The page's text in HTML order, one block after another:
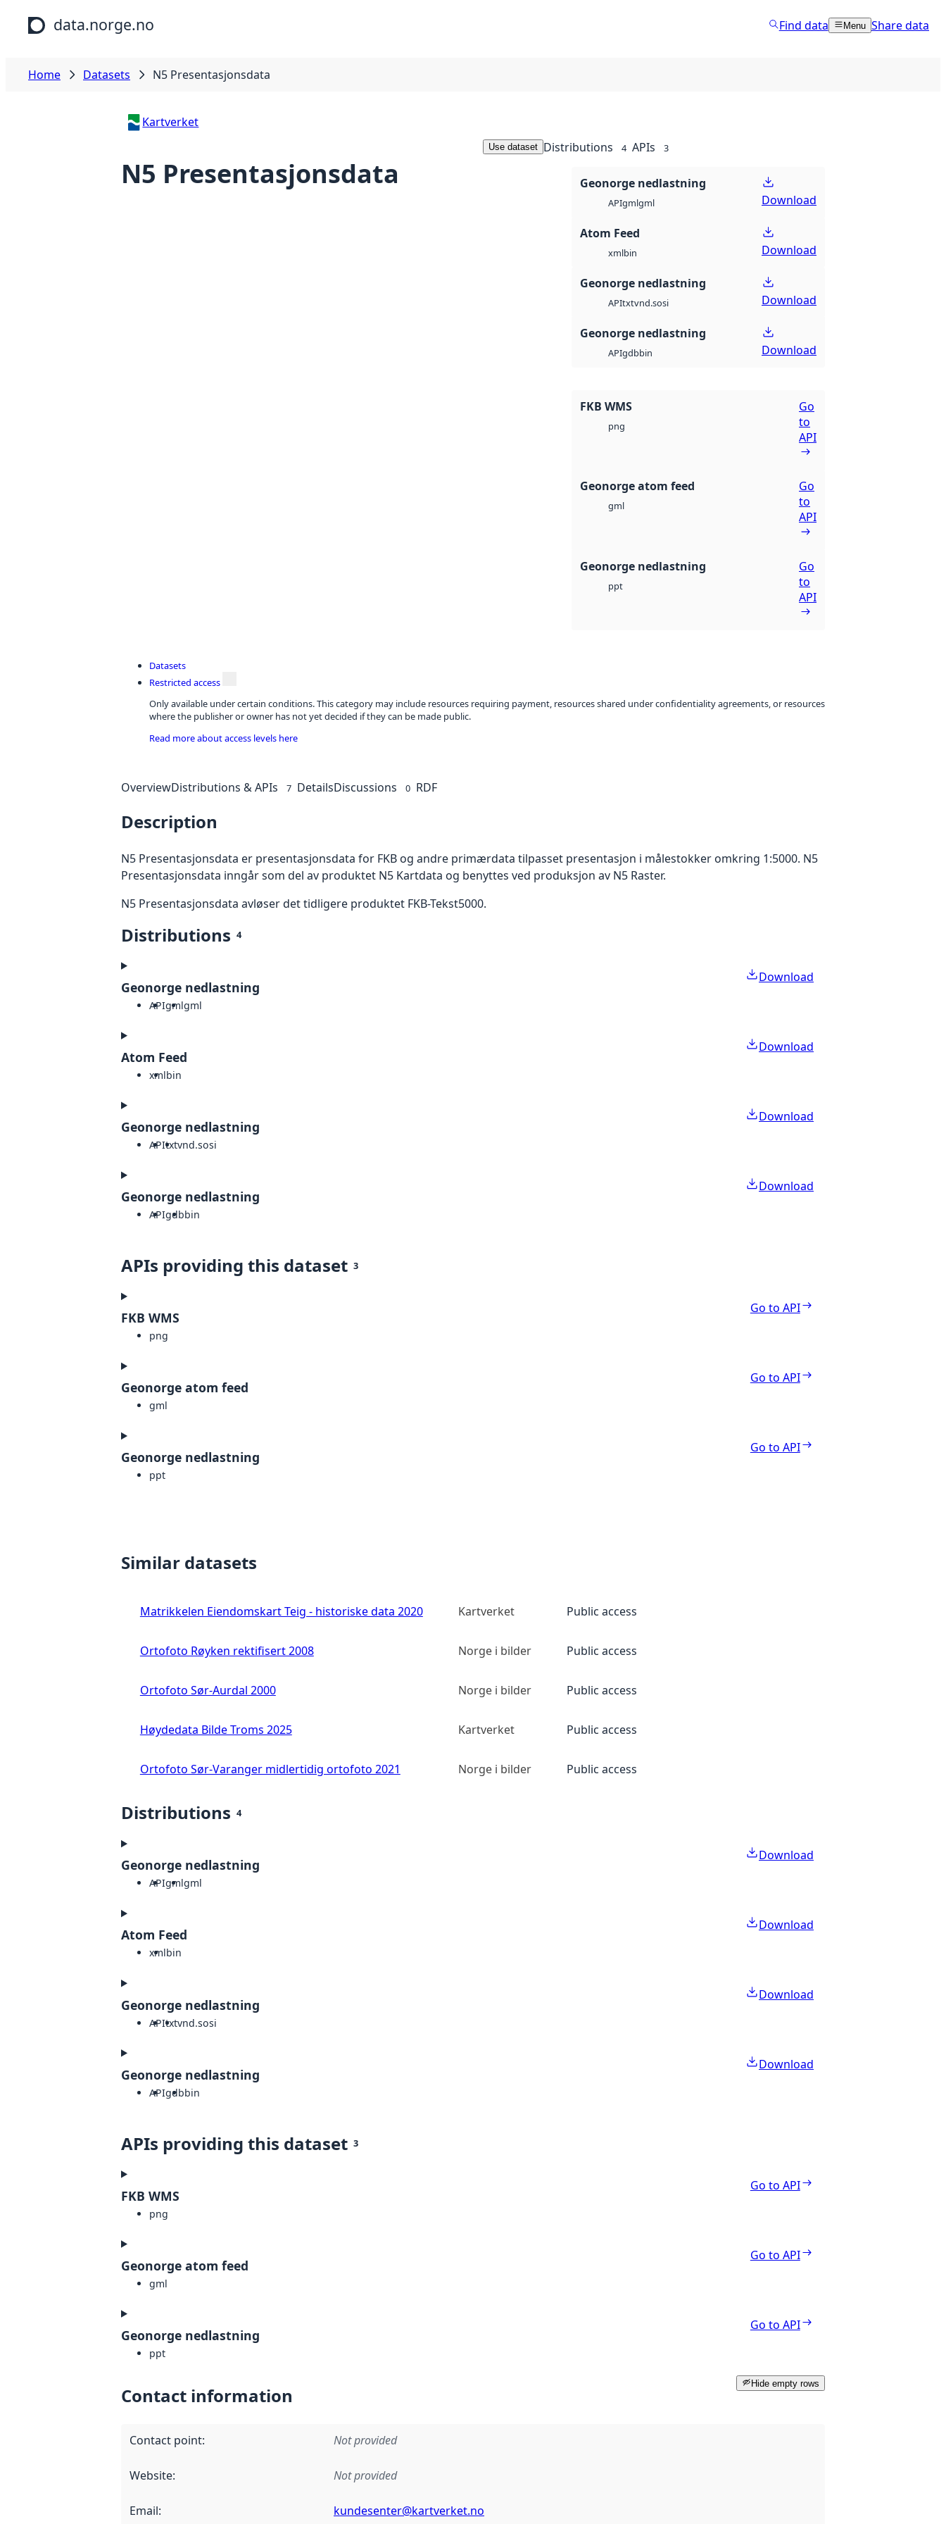
Skip to main content
data.norge.no Find data Menu Share data
Home Datasets N5 Presentasjonsdata
Kartverket
N5 Presentasjonsdata
Use dataset Distributions 4 APIs 3
Geonorge nedlastning
APIgmlgml Download
Atom Feed
xmlbin Download
Geonorge nedlastning
APItxtvnd.sosi Download
Geonorge nedlastning
APIgdbbin Download
FKB WMS
png
Go
to
API
Geonorge atom feed
gml
Go
to
API
Geonorge nedlastning
ppt
Go
to
API
Datasets
Restricted access
Only available under certain conditions. This category may include resources requiring payment, resources shared under confidentiality agreements, or resources
where the publisher or owner has not yet decided if they can be made public.
Read more about access levels here
OverviewDistributions & APIs 7 DetailsDiscussions 0 RDF
Description
N5 Presentasjonsdata er presentasjonsdata for FKB og andre primærdata tilpasset presentasjon i målestokker omkring 1:5000. N5
Presentasjonsdata inngår som del av produktet N5 Kartdata og benyttes ved produksjon av N5 Raster.
N5 Presentasjonsdata avløser det tidligere produktet FKB-Tekst5000.
Distributions 4
Geonorge nedlastning
APIgmlgml
Download
Atom Feed
xmlbin
Download
Geonorge nedlastning
APItxtvnd.sosi
Download
Geonorge nedlastning
APIgdbbin
Download
APIs providing this dataset 3
FKB WMS
png
Go to API
Geonorge atom feed
gml
Go to API
Geonorge nedlastning
ppt
Go to API
Similar datasets
Matrikkelen Eiendomskart Teig - historiske data 2020 Kartverket Public access
Ortofoto Røyken rektifisert 2008 Norge i bilder Public access
Ortofoto Sør-Aurdal 2000 Norge i bilder Public access
Høydedata Bilde Troms 2025 Kartverket Public access
Ortofoto Sør-Varanger midlertidig ortofoto 2021 Norge i bilder Public access
Distributions 4
Geonorge nedlastning
APIgmlgml
Download
Atom Feed
xmlbin
Download
Geonorge nedlastning
APItxtvnd.sosi
Download
Geonorge nedlastning
APIgdbbin
Download
APIs providing this dataset 3
FKB WMS
png
Go to API
Geonorge atom feed
gml
Go to API
Geonorge nedlastning
ppt
Go to API
Hide empty rows
Contact information
Contact point: Not provided
Website: Not provided
Email: kundesenter@kartverket.no